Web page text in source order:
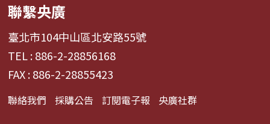
聯繫央廣
臺北市104中山區北安路55號
TEL : 886-2-28856168
FAX : 886-2-28855423
聯絡我們 採購公告 訂閱電子報 央廣社群